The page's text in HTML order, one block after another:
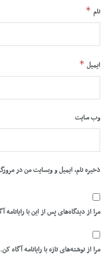
نام *
ایمیل *
وب‌ سایت
ذخیره نام، ایمیل و وبسایت من در
مرا از دیدگاه‌های پس از این با رایانامه
مرا از نوشته‌های تازه با رایانامه آگاه کن.